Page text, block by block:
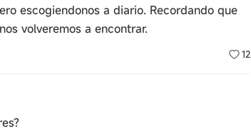
escogiendonos a diario. Recordando que
volveremos a encontrar.
12